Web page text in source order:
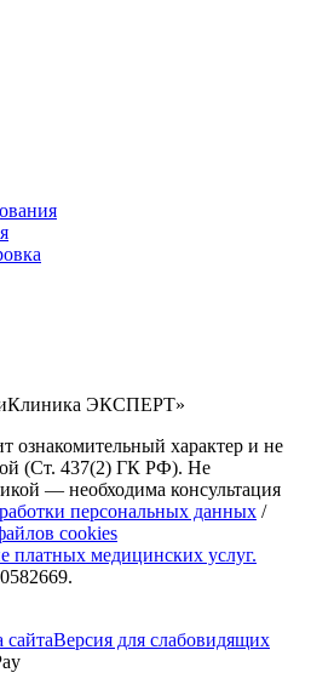
ЭКСПЕРТ»
ознакомительный характер и не
(Ст. 437(2) ГК РФ). Не
— необходима консультация
персональных данных /
cookies
платных медицинских услуг.
сайтаВерсия для слабовидящих